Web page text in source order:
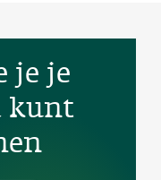
je je
kunt